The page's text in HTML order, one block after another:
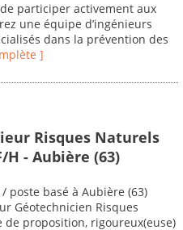
participer activement aux
une équipe d’ingénieurs
dans la prévention des
]
Risques Naturels
H - Aubière (63)
poste basé à Aubière (63)
Géotechnicien Risques
de proposition, rigoureux(euse)